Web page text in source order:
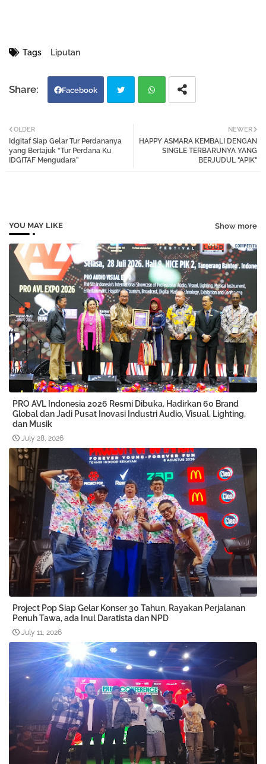
Tags Liputan
Facebook
tter atsa
NEWER
HAPPY ASMARA KEMBALI DENGAN
SINGLE TERBARUNYA YANG
BERJUDUL "APIK"
OLDER
Idgitaf Siap Gelar Tur Perdananya
yang Bertajuk “Tur Perdana Ku
IDGITAF Mengudara”
YOU MAY LIKE Show more
PRO AVL Indonesia 2026 Resmi Dibuka, Hadirkan 60 Brand
Global dan Jadi Pusat Inovasi Industri Audio, Visual, Lighting,
dan Musik
July 28, 2026
Project Pop Siap Gelar Konser 30 Tahun, Rayakan Perjalanan
Penuh Tawa, ada Inul Daratista dan NPD
July 11, 2026